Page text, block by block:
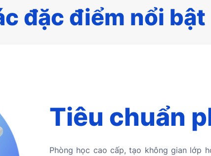
đặc điểm nổi bật
Tiêu chuẩn
Phòng học cao cấp, tạo không gian lớp